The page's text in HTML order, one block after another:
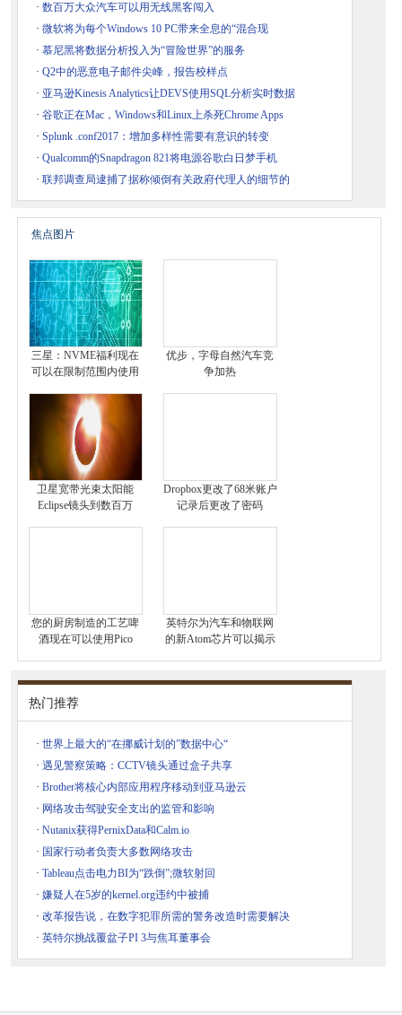
· 数百万大众汽车可以用无线黑客闯入
· 微软将为每个Windows 10 PC带来全息的“混合现
· 慕尼黑将数据分析投入为“冒险世界”的服务
· Q2中的恶意电子邮件尖峰，报告校样点
· 亚马逊Kinesis Analytics让DEVS使用SQL分析实时数据
· 谷歌正在Mac，Windows和Linux上杀死Chrome Apps
· Splunk .conf2017：增加多样性需要有意识的转变
· Qualcomm的Snapdragon 821将电源谷歌白日梦手机
· 联邦调查局逮捕了据称倾倒有关政府代理人的细节的
焦点图片
三星：NVME福利现在
可以在限制范围内使用
优步，字母自然汽车竞
争加热
卫星宽带光束太阳能
Eclipse镜头到数百万
Dropbox更改了68米账户
记录后更改了密码
您的厨房制造的工艺啤
酒现在可以使用Pico
英特尔为汽车和物联网
的新Atom芯片可以揭示
热门推荐
· 世界上最大的“在挪威计划的”数据中心“
· 遇见警察策略：CCTV镜头通过盒子共享
· Brother将核心内部应用程序移动到亚马逊云
· 网络攻击驾驶安全支出的监管和影响
· Nutanix获得PernixData和Calm.io
· 国家行动者负责大多数网络攻击
· Tableau点击电力BI为“跌倒”;微软射回
· 嫌疑人在5岁的kernel.org违约中被捕
· 改革报告说，在数字犯罪所需的警务改造时需要解决
· 英特尔挑战覆盆子PI 3与焦耳董事会